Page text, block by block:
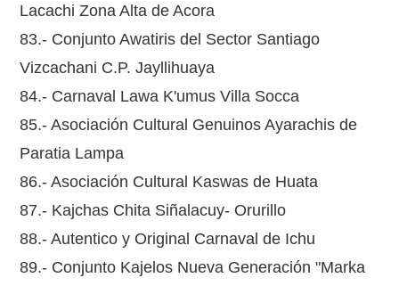
Lacachi Zona Alta de Acora
83.- Conjunto Awatiris del Sector Santiago
Vizcachani C.P. Jayllihuaya
84.- Carnaval Lawa K'umus Villa Socca
85.- Asociación Cultural Genuinos Ayarachis de
Paratia Lampa
86.- Asociación Cultural Kaswas de Huata
87.- Kajchas Chita Siñalacuy- Orurillo
88.- Autentico y Original Carnaval de Ichu
89.- Conjunto Kajelos Nueva Generación "Marka